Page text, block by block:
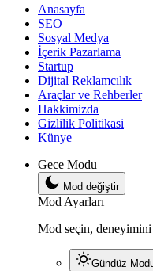
Anasayfa
SEO
Sosyal Medya
İçerik Pazarlama
Startup
Dijital Reklamcılık
Araçlar ve Rehberler
Hakkimizda
Gizlilik Politikasi
Künye
Gece Modu
Mod değiştir
Mod Ayarları
Mod seçin,
Gündüz